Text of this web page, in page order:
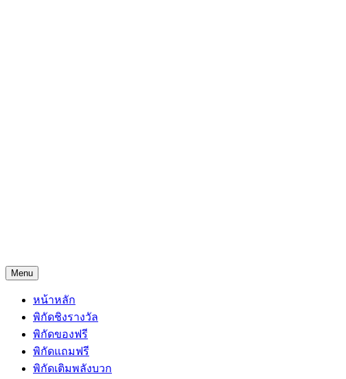
Menu
หน้าหลัก
พิกัดชิงรางวัล
พิกัดของฟรี
พิกัดแถมฟรี
พิกัดเติมพลังบวก